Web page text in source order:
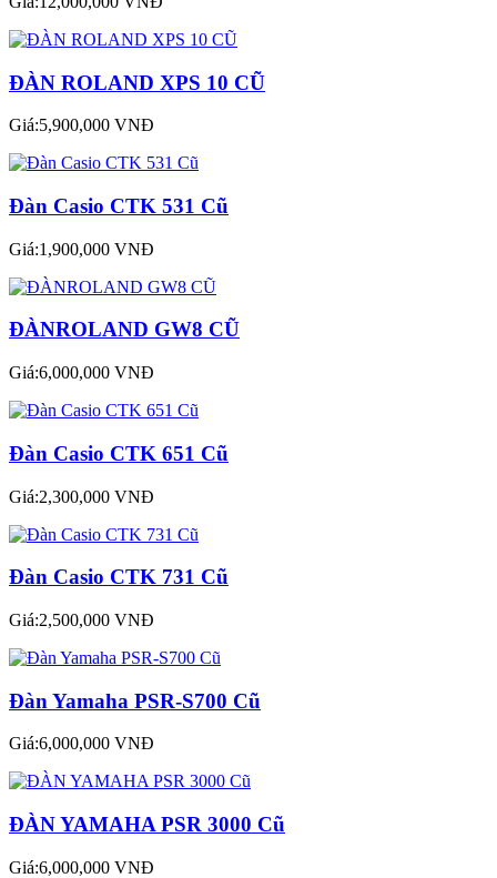
ĐÀN ROLAND XPS 10 CŨ
Giá:5,900,000 VNĐ
Đàn Casio CTK 531 Cũ
Giá:1,900,000 VNĐ
ĐÀNROLAND GW8 CŨ
Giá:6,000,000 VNĐ
Đàn Casio CTK 651 Cũ
Giá:2,300,000 VNĐ
Đàn Casio CTK 731 Cũ
Giá:2,500,000 VNĐ
Đàn Yamaha PSR-S700 Cũ
Giá:6,000,000 VNĐ
ĐÀN YAMAHA PSR 3000 Cũ
Giá:6,000,000 VNĐ